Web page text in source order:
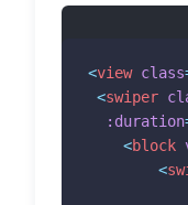
<view class
<swiper
:duration
<block
<